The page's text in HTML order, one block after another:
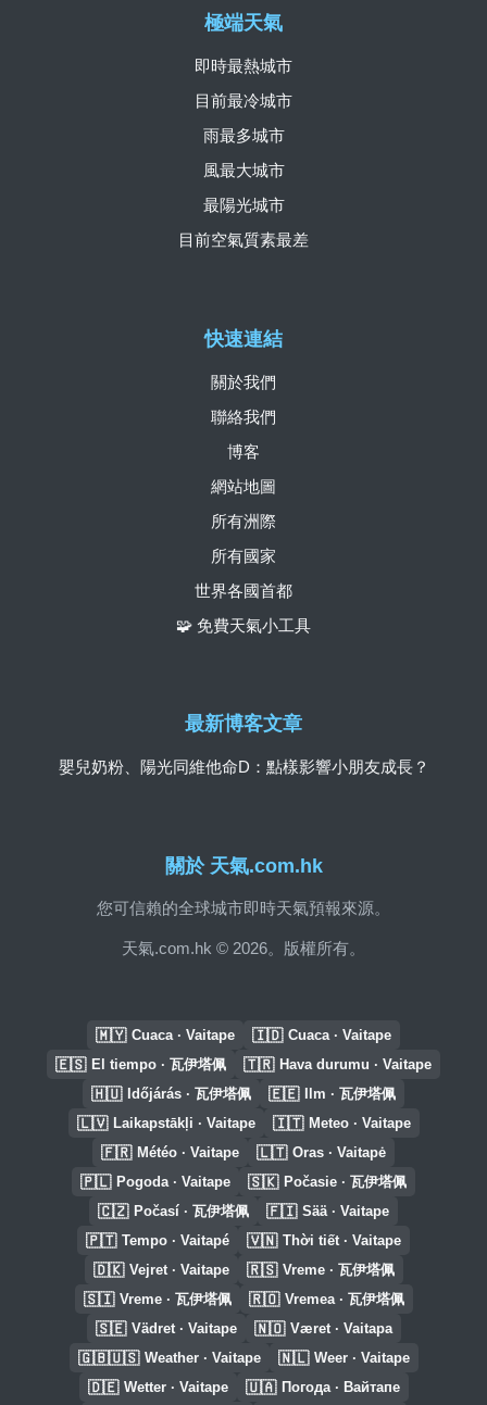
關於 天氣.com.hk
您可信賴的全球城市即時天氣預報來源。
天氣.com.hk © 2026。版權所有。
快速連結
關於我們
聯絡我們
博客
網站地圖
所有洲際
所有國家
世界各國首都
🧩 免費天氣小工具
極端天氣
即時最熱城市
目前最冷城市
雨最多城市
風最大城市
最陽光城市
目前空氣質素最差
最新博客文章
嬰兒奶粉、陽光同維他命D：點樣影響小朋友成長？
🇲🇾 Cuaca · Vaitape 🇮🇩 Cuaca · Vaitape
🇪🇸 El tiempo · 瓦伊塔佩 🇹🇷 Hava durumu · Vaitape
🇭🇺 Időjárás · 瓦伊塔佩 🇪🇪 Ilm · 瓦伊塔佩
🇱🇻 Laikapstākļi · Vaitape 🇮🇹 Meteo · Vaitape
🇫🇷 Météo · Vaitape 🇱🇹 Oras · Vaitapė
🇵🇱 Pogoda · Vaitape 🇸🇰 Počasie · 瓦伊塔佩
🇨🇿 Počasí · 瓦伊塔佩 🇫🇮 Sää · Vaitape
🇵🇹 Tempo · Vaitapé 🇻🇳 Thời tiết · Vaitape
🇩🇰 Vejret · Vaitape 🇷🇸 Vreme · 瓦伊塔佩
🇸🇮 Vreme · 瓦伊塔佩 🇷🇴 Vremea · 瓦伊塔佩
🇸🇪 Vädret · Vaitape 🇳🇴 Været · Vaitapa
🇬🇧🇺🇸 Weather · Vaitape 🇳🇱 Weer · Vaitape
🇩🇪 Wetter · Vaitape 🇺🇦 Погода · Вайтапе